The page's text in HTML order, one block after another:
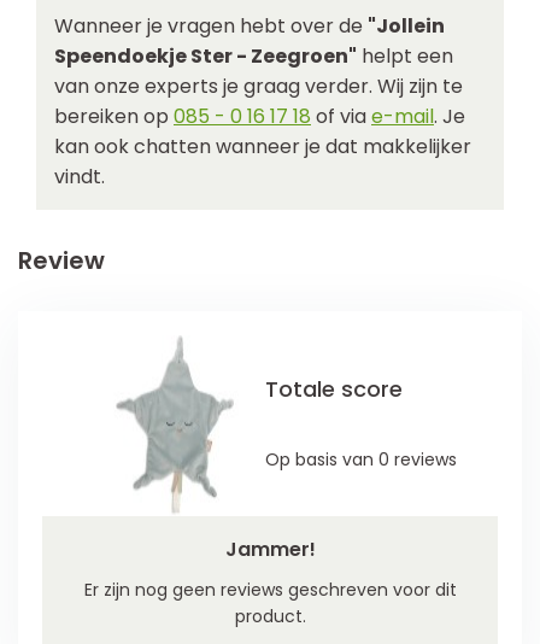
Wanneer je vragen hebt over de "Jollein
Speendoekje Ster - Zeegroen" helpt een
van onze experts je graag verder. Wij zijn te
bereiken op 085 - 0 16 17 18 of viae-mail. Je
kan ook chatten wanneer je dat makkelijker
vindt.
Review
Jammer!
Er zijn nog geen reviews geschreven voor dit
product.
Totale score
Op basis van 0 reviews